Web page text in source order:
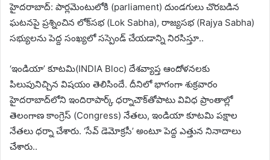
హైదరాబాద్: పార్లమెంటులోకి (parliament) దుండగులు చొరబడిన
ఘటనపై ప్రశ్నించిన లోక్‌సభ (Lok Sabha), రాజ్యసభ (Rajya Sabha)
సభ్యులను పెద్ద సంఖ్యలో సస్పెండ్‌ చేయడాన్ని నిరసిస్తూ..
‘ఇండియా’ కూటమి(INDIA Bloc) దేశవ్యాప్త ఆందోళనలకు
పిలుపునిచ్చిన విషయం తెలిసిందే. దీనిలో భాగంగా శుక్రవారం
హైదరాబాద్‌లోని ఇందిరాపార్క్‌ ధర్నాచౌక్‌తోపాటు వివిధ ప్రాంతాల్లో
తెలంగాణ కాంగ్రెస్‌ (Congress) నేతలు, ఇండియా కూటమి పక్షాల
నేతలు ధర్నా చేశారు. ‘సేవ్‌ డెమోక్రసీ’ అంటూ పెద్ద ఎత్తున నినాదాలు
చేశారు..